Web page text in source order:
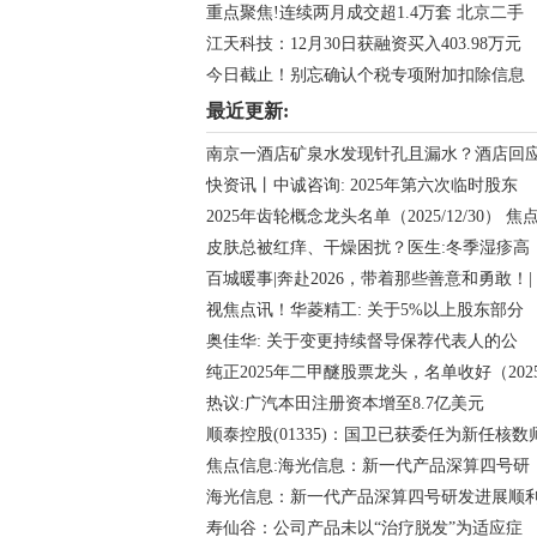
重点聚焦!连续两月成交超1.4万套 北京二手
江天科技：12月30日获融资买入403.98万元
今日截止！别忘确认个税专项附加扣除信息
最近更新:
南京一酒店矿泉水发现针孔且漏水？酒店回
快资讯丨中诚咨询: 2025年第六次临时股东
2025年齿轮概念龙头名单（2025/12/30） 焦
皮肤总被红痒、干燥困扰？医生:冬季湿疹高
百城暖事|奔赴2026，带着那些善意和勇敢！|
视焦点讯！华菱精工: 关于5%以上股东部分
奥佳华: 关于变更持续督导保荐代表人的公
纯正2025年二甲醚股票龙头，名单收好（
热议:广汽本田注册资本增至8.7亿美元
顺泰控股(01335)：国卫已获委任为新任核数
焦点信息:海光信息：新一代产品深算四号研
海光信息：新一代产品深算四号研发进展顺利
寿仙谷：公司产品未以“治疗脱发”为适应症